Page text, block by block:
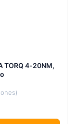
TORQ 4-20NM,